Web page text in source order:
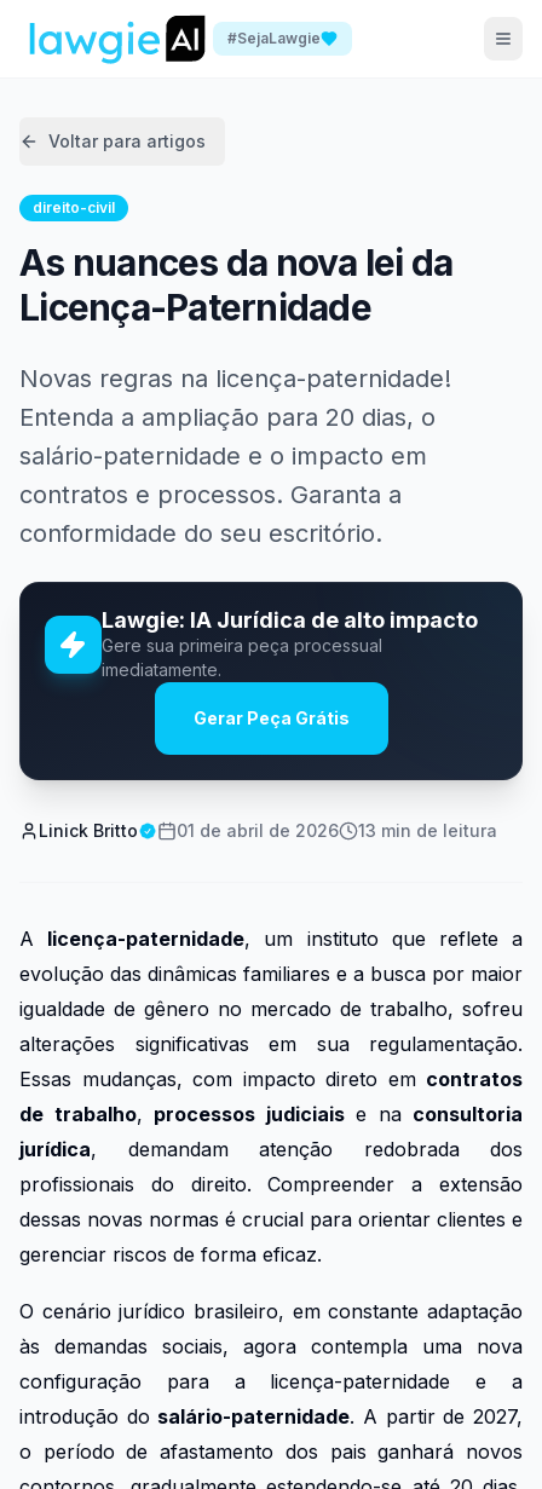
#SejaLawgie
Voltar para artigos
direito-civil
As nuances da nova lei da
Licença-Paternidade
Novas regras na licença-paternidade!
Entenda a ampliação para 20 dias, o
salário-paternidade e o impacto em
contratos e processos. Garanta a
conformidade do seu escritório.
Lawgie: IA Jurídica de alto impacto
Gere sua primeira peça processual
imediatamente.
Gerar Peça Grátis
Linick Britto 01 de abril de 2026 13 min de leitura
A licença-paternidade, um instituto que reflete a
evolução das dinâmicas familiares e a busca por maior
igualdade de gênero no mercado de trabalho, sofreu
alterações significativas em sua regulamentação.
Essas mudanças, com impacto direto em contratos
de trabalho, processos judiciaise na consultoria
jurídica, demandam atenção redobrada dos
profissionais do direito. Compreender a extensão
dessas novas normas é crucial para orientar clientes e
gerenciar riscos de forma eficaz.
O cenário jurídico brasileiro, em constante adaptação
às demandas sociais, agora contempla uma nova
configuração para a licença-paternidade e a
introdução do salário-paternidade. A partir de 2027,
o período de afastamento dos pais ganhará novos